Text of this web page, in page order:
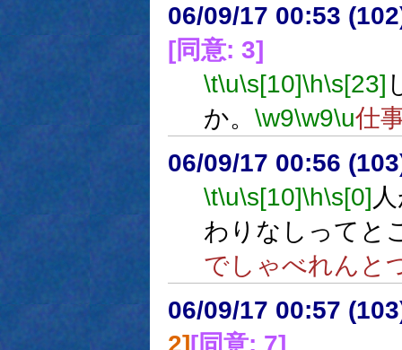
06/09/17 00:53
[同意: 3]
\t\u\s[10]\h\s[23]
か。 \w9\w9\u仕
06/09/17 00:56
\t\u\s[10]\h\s[0]
わりなしってと
でしゃべれんと
06/09/17 00:57
2][同意: 7]